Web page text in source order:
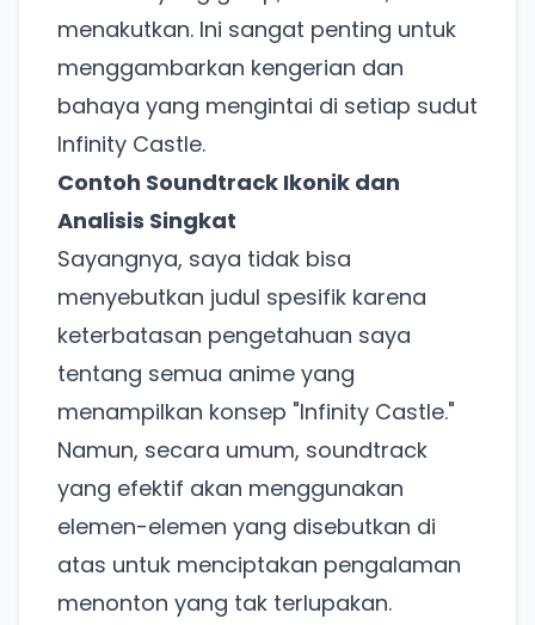
menakutkan. Ini sangat penting untuk
menggambarkan kengerian dan
bahaya yang mengintai di setiap sudut
Infinity Castle.
Contoh Soundtrack Ikonik dan
Analisis Singkat
Sayangnya, saya tidak bisa
menyebutkan judul spesifik karena
keterbatasan pengetahuan saya
tentang semua anime yang
menampilkan konsep "Infinity Castle."
Namun, secara umum, soundtrack
yang efektif akan menggunakan
elemen-elemen yang disebutkan di
atas untuk menciptakan pengalaman
menonton yang tak terlupakan.